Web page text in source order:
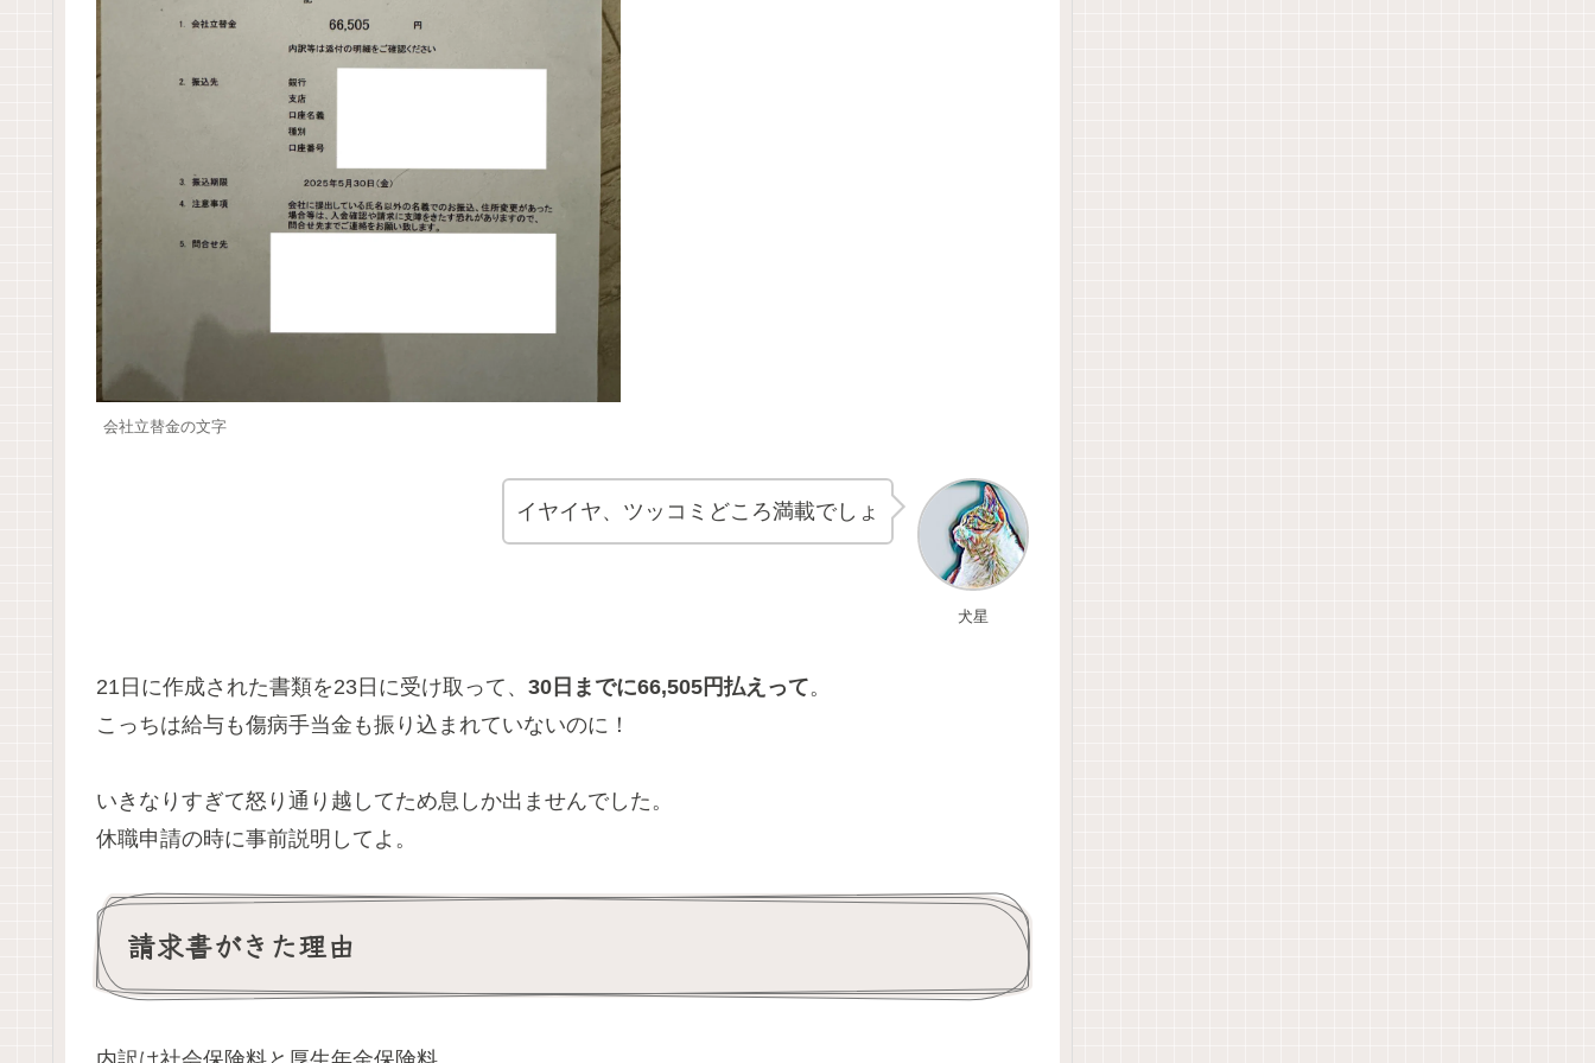
会社立替金の文字
犬星
イヤイヤ、ツッコミどころ満載でしょ
21日に作成された書類を23日に受け取って、 30日までに66,505円払えって。
こっちは給与も傷病手当金も振り込まれていないのに！
いきなりすぎて怒り通り越してため息しか出ませんでした。
休職申請の時に事前説明してよ。
請求書がきた理由